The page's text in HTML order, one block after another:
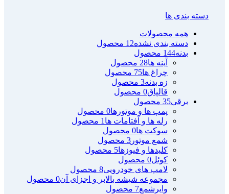
دسته بندی ها
همه محصولات
دسته بندی نشده12 محصول
بدنه144 محصول
آینه ها28 محصول
چراغ ها75 محصول
زه بدنه3 محصول
قالپاق0 محصول
برقی35 محصول
پمپ ها و موتورها0 محصول
رله ها و آفتامات ها 1 محصول
سوکت ها0 محصول
شمع موتور 3 محصول
کلیدها و فیوزها5 محصول
کوئل0 محصول
لامپ های خودرویی8 محصول
مجموعه شیشه بالابر و اجزای آن0 محصول
وایرشمع7 محصول